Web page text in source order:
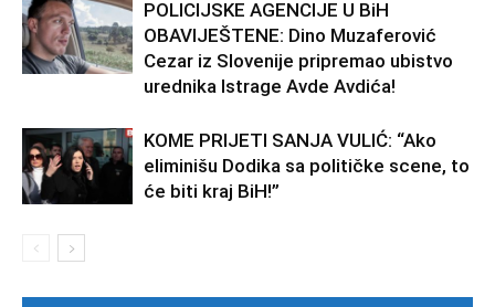
POLICIJSKE AGENCIJE U BiH
OBAVIJEŠTENE: Dino Muzaferović
Cezar iz Slovenije pripremao ubistvo
urednika Istrage Avde Avdića!
KOME PRIJETI SANJA VULIĆ: “Ako
eliminišu Dodika sa političke scene, to
će biti kraj BiH!”